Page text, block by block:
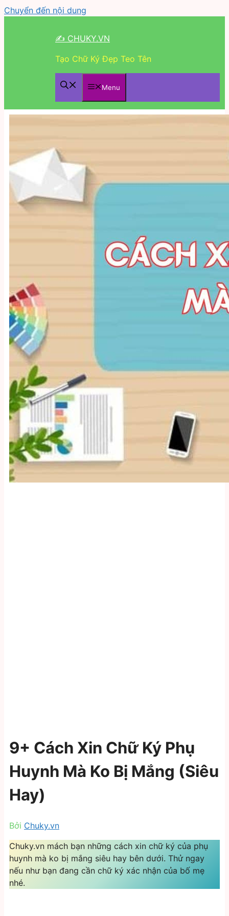
Chuyển đến nội dung
✍ CHUKY.VN
Tạo Chữ Ký Đẹp Teo Tên
Menu
9+ Cách Xin Chữ Ký Phụ
Huynh Mà Ko Bị Mắng (Siêu
Hay)
Bởi Chuky.vn
Chuky.vn mách bạn những cách xin chữ ký của phụ
huynh mà ko bị mắng siêu hay bên dưới. Thử ngay
nếu như bạn đang cần chữ ký xác nhận của bố mẹ
nhé.